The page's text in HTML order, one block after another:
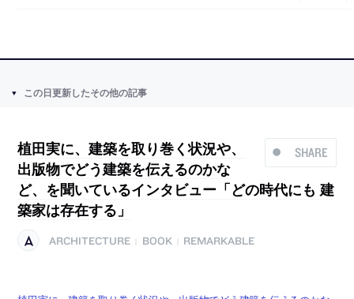
この日更新したその他の記事
SHARE
植田実に、建築を取り巻く状況や、
出版物でどう建築を伝えるのかな
ど、を聞いているインタビュー「どの時代にも 建
築家は存在する」
ARCHITECTURE BOOK REMARKABLE